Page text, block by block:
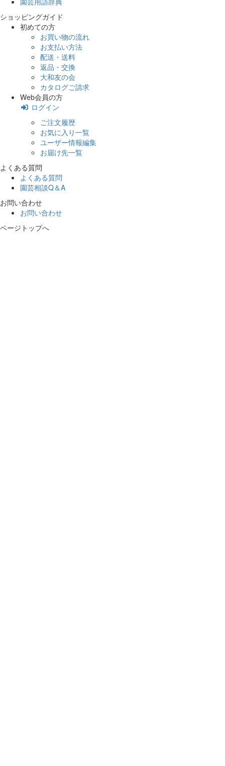
ショッピングガイド
初めての方
お買い物の流れ
お支払い方法
配送・送料
返品・交換
大和友の会
カタログご請求
Web会員の方
ログイン
ご注文履歴
お気に入り一覧
ユーザー情報編集
お届け先一覧
よくある質問
よくある質問
園芸相談Q＆A
お問い合わせ
お問い合わせ
ページトップへ